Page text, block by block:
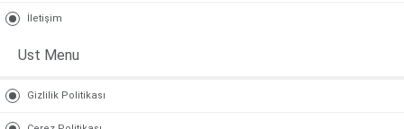
İletişim
Ust Menu
Gizlilik Politikası